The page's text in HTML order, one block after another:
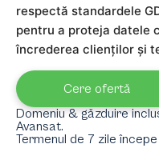
respectă standardele
pentru a proteja datele
încrederea clienților și
Cere ofertă
Domeniu & găzduire
Avansat.
Termenul de 7 zile